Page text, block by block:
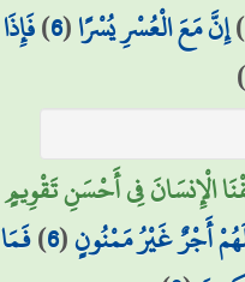
)إِنَّ مَعَ الْعُسْرِ يُسْرًا(
6
)فَإِذَا
)
الْإِنسَانَ فِي أَحْسَنِ تَقْوِيمٍ
أَجْرٌ غَيْرُ مَمْنُونٍ(
6
)فَمَا